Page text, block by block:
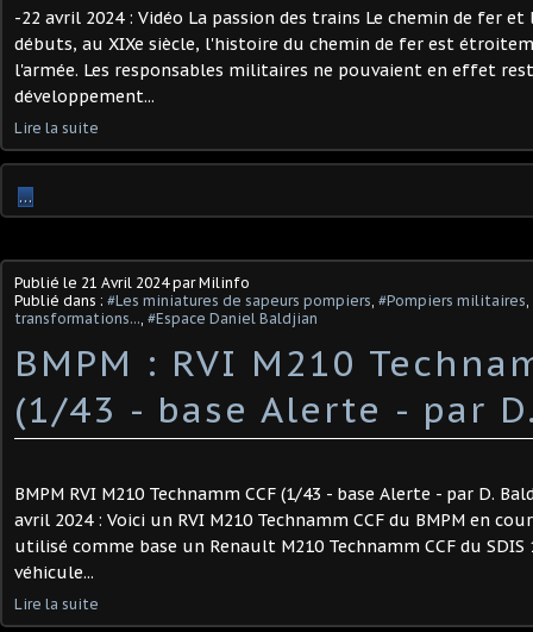
-22 avril 2024 : Vidéo La passion des trains Le chemin de fer et
débuts, au XIXe siècle, l'histoire du chemin de fer est
l'armée. Les responsables militaires ne pouvaient en effet
développement...
Lire la suite
…
Publié le 21 Avril 2024par Milinfo
Publié dans : #Les miniatures de sapeurs pompiers, #Pompiers militaires,
transformations..., #Espace Daniel Baldjian
BMPM : RVI M210
(1/43 - base Alerte - par
BMPM RVI M210 Technamm CCF (1/43 - base Alerte - par D.
avril 2024 : Voici un RVI M210 Technamm CCF du BMPM en
utilisé comme base un Renault M210 Technamm CCF du SDIS
véhicule...
Lire la suite